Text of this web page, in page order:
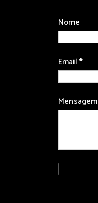
Nome
Email*
Mensagem